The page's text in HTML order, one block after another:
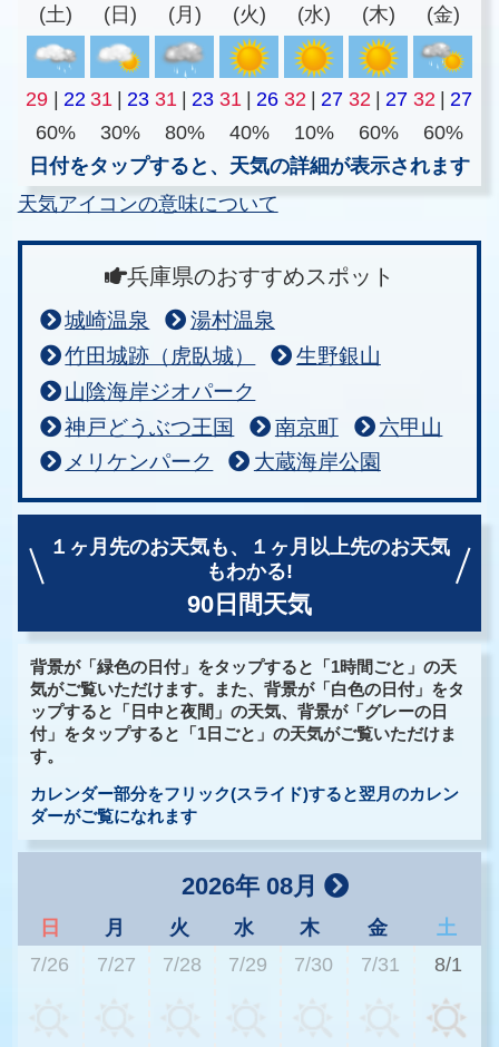
(土)
(日)
(月)
(火)
(水)
(木)
(金)
29 | 22 31 | 23 31 | 23 31 | 26 32 | 27 32 | 27 32 | 27
60%
30% 80% 40% 10% 60%
60%
日付をタップすると、天気の詳細が表示されます
天気アイコンの意味について
兵庫県のおすすめスポット
城崎温泉
湯村温泉
竹田城跡（虎臥城）
生野銀山
山陰海岸ジオパーク
神戸どうぶつ王国
南京町
六甲山
メリケンパーク
大蔵海岸公園
１ヶ月先のお天気も、
１ヶ月以上先のお天気
もわかる!
90日間天気
背景が「緑色の日付」をタップすると「1時間ごと」の天
気がご覧いただけます。また、背景が「白色の日付」をタ
ップすると「日中と夜間」の天気、背景が「グレーの日
付」をタップすると「1日ごと」の天気がご覧いただけま
す。
カレンダー部分をフリック(スライド)すると翌月のカレン
ダーがご覧になれます
2026年 08月
日 月 火 水 木 金
土
7/26
7/27 7/28 7/29 7/30 7/31 8/1